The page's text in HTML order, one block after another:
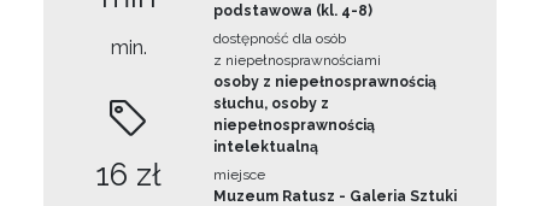
min.
16 zł
podstawowa (kl. 4-8)
dostępność dla osób
z niepełnosprawnościami
osoby z niepełnosprawnością
słuchu, osoby z
niepełnosprawnością
intelektualną
miejsce
Muzeum Ratusz - Galeria Sztuki